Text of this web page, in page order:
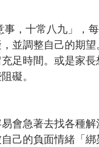
事，十常八九」，
並調整自己的期
足時間。或是家
礙。
會急著去找各種
己的負面情緒「